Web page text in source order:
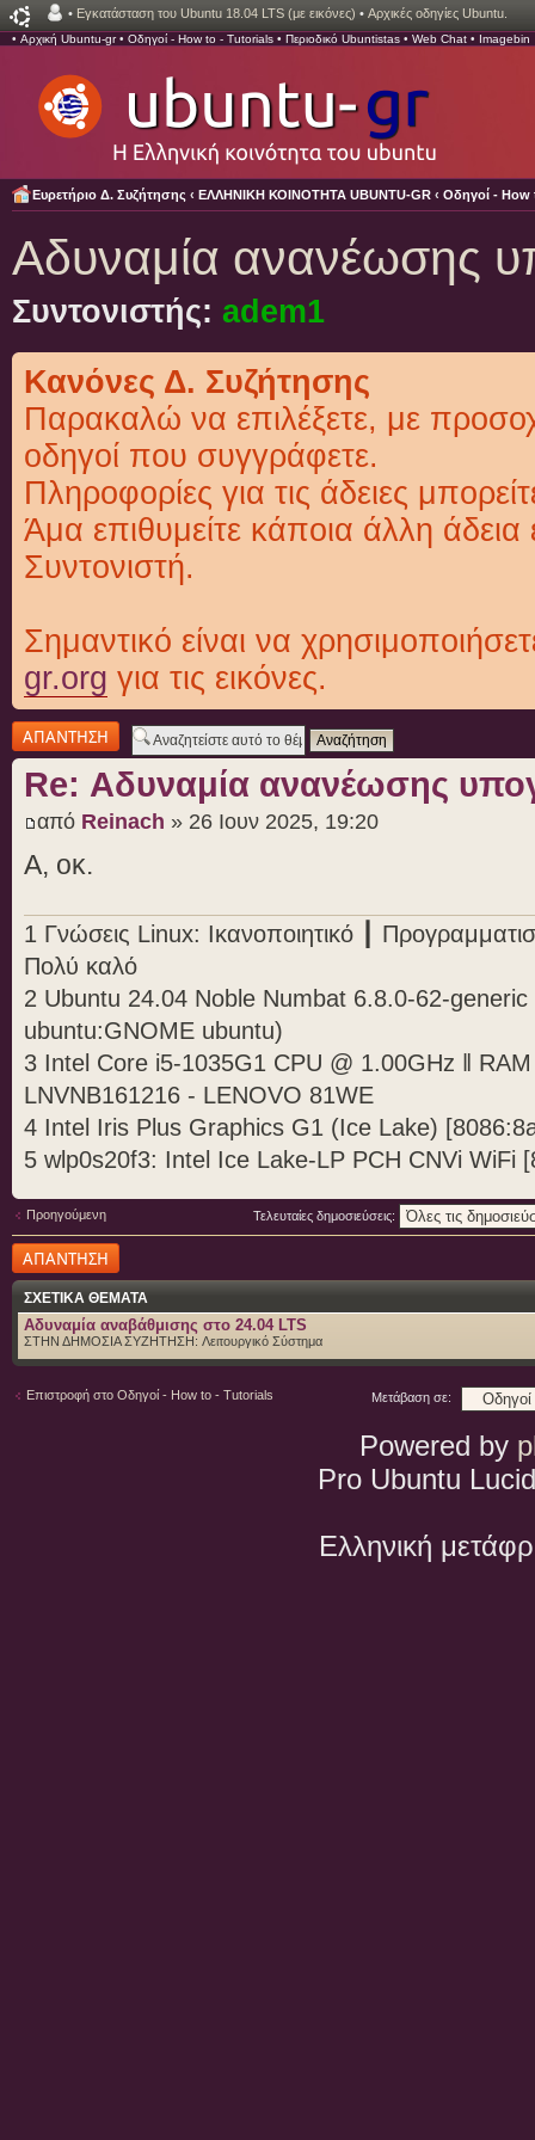
• Εγκατάσταση του Ubuntu 18.04 LTS (με εικόνες) • Αρχικές οδηγίες Ubuntu.
• Αρχική Ubuntu-gr• Οδηγοί - How to - Tutorials • Περιοδικό Ubuntistas • Web Chat • Imagebin
Ευρετήριο Δ. Συζήτησης ‹ ΕΛΛΗΝΙΚΗ ΚΟΙΝΟΤΗΤΑ UBUNTU-GR ‹ Οδηγοί - How
Αδυναμία ανανέωσης
Συντονιστής: adem1
Κανόνες Δ. Συζήτησης
Παρακαλώ να επιλέξετε, με
οδηγοί που συγγράφετε.
Πληροφορίες για τις άδειες
Άμα επιθυμείτε κάποια άλλη άδεια
Συντονιστή.
Σημαντικό είναι να
gr.org για τις εικόνες.
Δημιουργία
απάντησης
Re: Αδυναμία ανανέωσης
από Reinach » 26 Ιουν 2025, 19:20
Α, οκ.
1 Γνώσεις Linux: Ικανοποιητικό ┃
Πολύ καλό
2 Ubuntu 24.04 Noble Numbat 6.8.0-62-
ubuntu:GNOME ubuntu)
3 Intel Core i5-1035G1 CPU @ 1.00GHz ‖
LNVNB161216 - LENOVO 81WE
4 Intel Iris Plus Graphics G1 (Ice Lake)
5 wlp0s20f3: Intel Ice Lake-LP PCH CNVi WiFi
Προηγούμενη Τελευταίες δημοσιεύσεις:
Δημιουργία
απάντησης
ΣΧΕΤΙΚΑ ΘΕΜΑΤΑ
Αδυναμία αναβάθμισης στο 24.04 LTS
ΣΤΗΝ ΔΗΜΟΣΙΑ ΣΥΖΗΤΗΣΗ: Λειτουργικό Σύστημα
Επιστροφή στο Οδηγοί - How to - Tutorials Μετάβαση σε:
Powered by
Pro Ubuntu
Ελληνική